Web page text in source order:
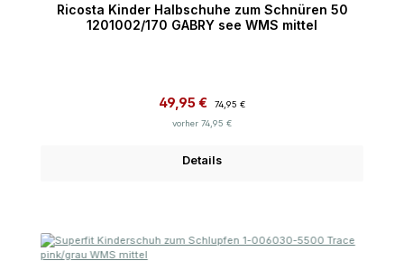
Ricosta Kinder Halbschuhe zum Schnüren 50
1201002/170 GABRY see WMS mittel
Verkaufspreis:
49,95 €
74,95 €
vorher 74,95 €
Details